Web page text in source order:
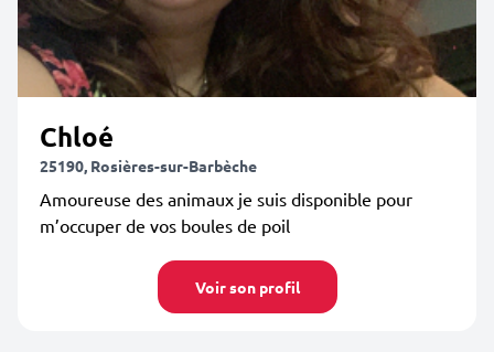
Chloé
25190, Rosières-sur-Barbèche
Amoureuse des animaux je suis disponible pour
m’occuper de vos boules de poil
Voir son profil